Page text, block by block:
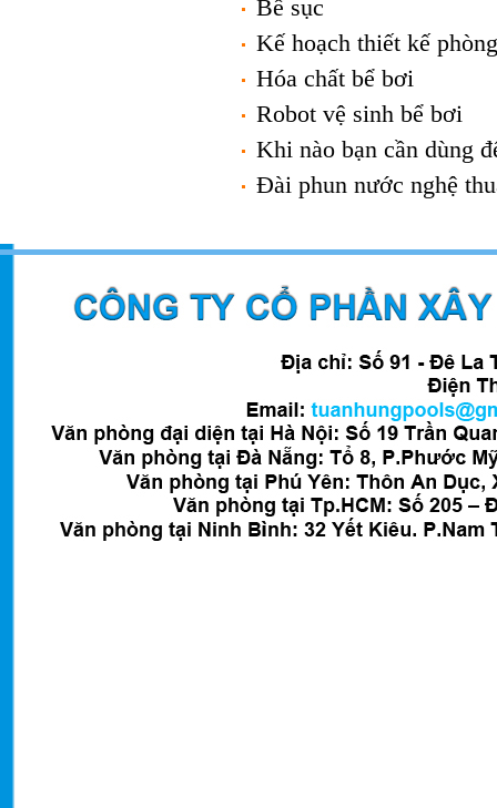
Bể sục
Kế hoạch thiết kế
Hóa chất bể bơi
Robot vệ sinh bể bơi
Khi nào bạn cần dùng
Đài phun nước nghệ